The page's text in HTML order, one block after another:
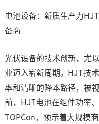
电池设备：新质生产力
备商
光伏设备的技术创新，尤
业迈入崭新周期。HJT技
率和清晰的降本路径，被
前，HJT电池在组件功率
TOPCon，预示着大规模